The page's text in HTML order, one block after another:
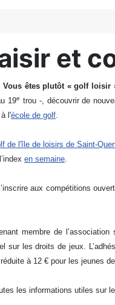
et
êtes plutôt « golf loisir
19e trou -, découvrir de
l'école de golf.
de l'île de loisirs de Saint-
en semaine.
aux compétitions
membre de
sur les droits de jeux.
à 12 € pour les jeunes
les informations utiles sur